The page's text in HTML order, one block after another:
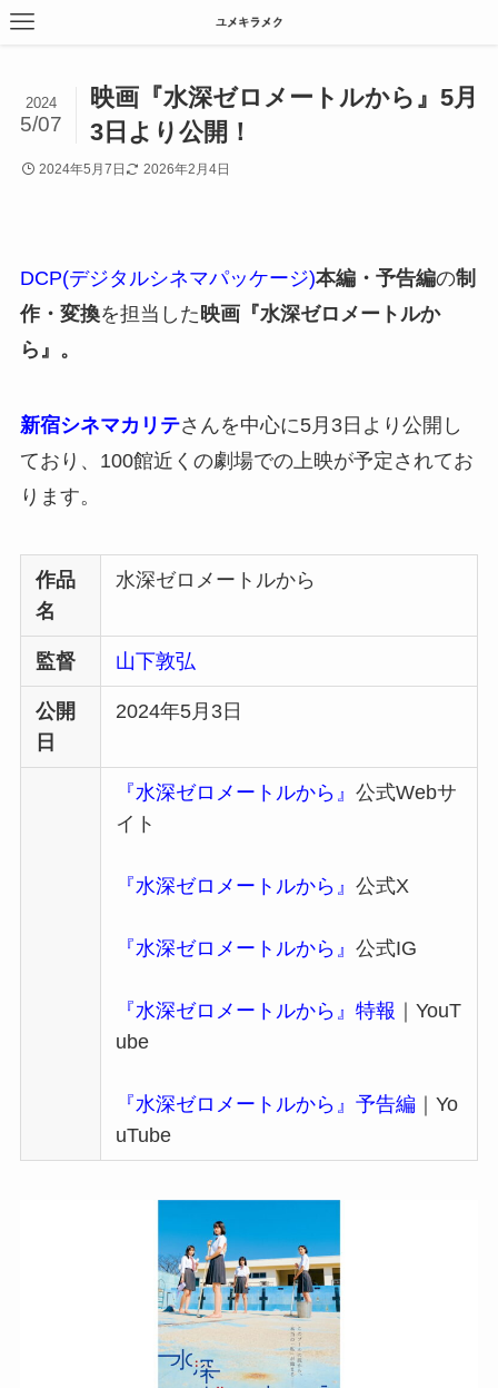
映画『水深ゼロメートルから』5月
3日より公開！
2024
5/07
2024年5月7日 2026年2月4日
DCP(デジタルシネマパッケージ)本編・予告編の制
作・変換を担当した 映画『水深ゼロメートルか
ら』。
新宿シネマカリテさんを中心に5月3日より公開し
ており、100館近くの劇場での上映が予定されてお
ります。
作品
名
水深ゼロメートルから
監督 山下敦弘
公開
日
2024年5月3日
『水深ゼロメートルから』公式Webサ
イト
『水深ゼロメートルから』公式X
『水深ゼロメートルから』公式IG
『水深ゼロメートルから』特報 ｜YouT
ube
『水深ゼロメートルから』予告編 ｜Yo
uTube